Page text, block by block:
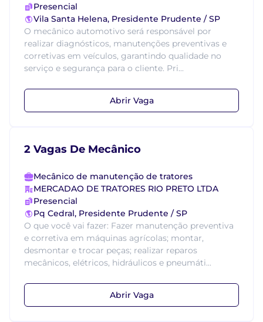
Presencial
Vila Santa Helena, Presidente Prudente / SP
O mecânico automotivo será responsável por
realizar diagnósticos, manutenções preventivas e
corretivas em veículos, garantindo qualidade no
serviço e segurança para o cliente. Pri...
Abrir Vaga
2 Vagas De Mecânico
Mecânico de manutenção de tratores
MERCADAO DE TRATORES RIO PRETO LTDA
Presencial
Pq Cedral, Presidente Prudente / SP
O que você vai fazer: Fazer manutenção preventiva
e corretiva em máquinas agrícolas; montar,
desmontar e trocar peças; realizar reparos
mecânicos, elétricos, hidráulicos e pneumáti...
Abrir Vaga